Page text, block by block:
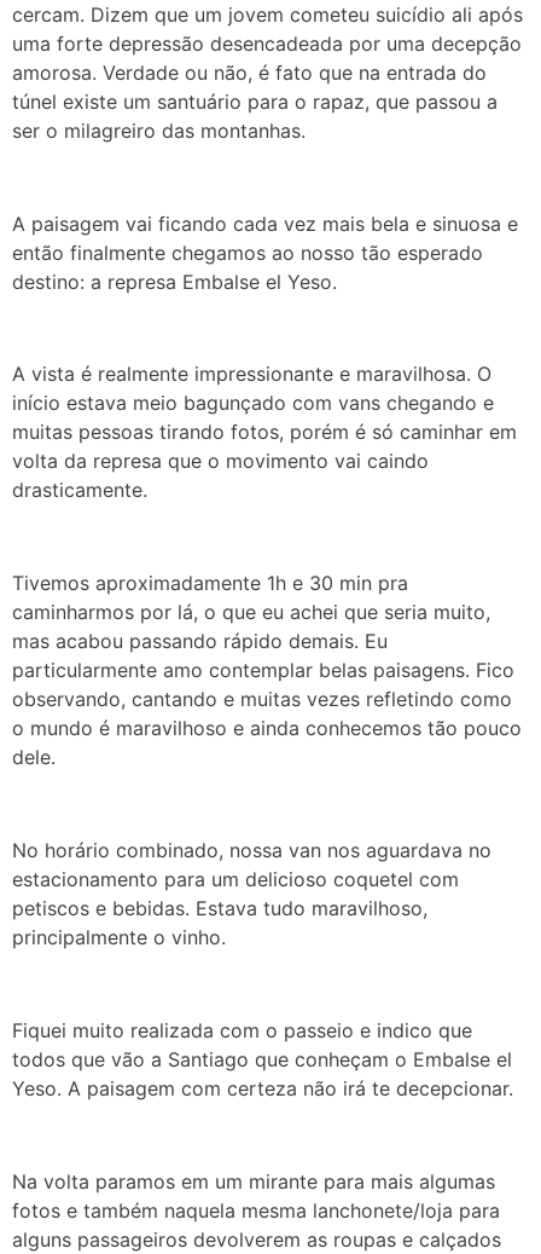
cercam. Dizem que um jovem cometeu suicídio ali após
uma forte depressão desencadeada por uma decepção
amorosa. Verdade ou não, é fato que na entrada do
túnel existe um santuário para o rapaz, que passou a
ser o milagreiro das montanhas.
A paisagem vai ficando cada vez mais bela e sinuosa e
então finalmente chegamos ao nosso tão esperado
destino: a represa Embalse el Yeso.
A vista é realmente impressionante e maravilhosa. O
início estava meio bagunçado com vans chegando e
muitas pessoas tirando fotos, porém é só caminhar em
volta da represa que o movimento vai caindo
drasticamente.
Tivemos aproximadamente 1h e 30 min pra
caminharmos por lá, o que eu achei que seria muito,
mas acabou passando rápido demais. Eu
particularmente amo contemplar belas paisagens. Fico
observando, cantando e muitas vezes refletindo como
o mundo é maravilhoso e ainda conhecemos tão pouco
dele.
No horário combinado, nossa van nos aguardava no
estacionamento para um delicioso coquetel com
petiscos e bebidas. Estava tudo maravilhoso,
principalmente o vinho.
Fiquei muito realizada com o passeio e indico que
todos que vão a Santiago que conheçam o Embalse el
Yeso. A paisagem com certeza não irá te decepcionar.
Na volta paramos em um mirante para mais algumas
fotos e também naquela mesma lanchonete/loja para
alguns passageiros devolverem as roupas e calçados